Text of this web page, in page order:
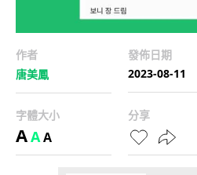
作者
唐美鳳
發佈日期
2023-08-11
字體大小
AAA
分享